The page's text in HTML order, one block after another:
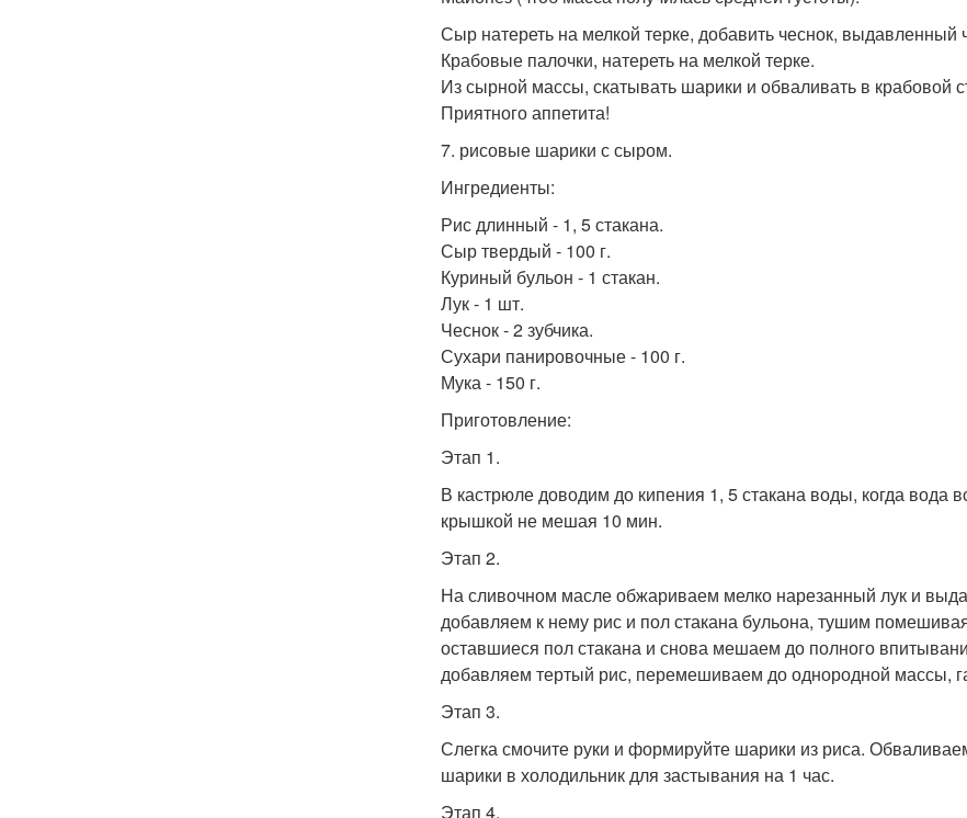
Сыр натереть на мелкой терке, добавить чеснок,
Крабовые палочки, натереть на мелкой терке.
Из сырной массы, скатывать шарики и обваливать в крабовой
Приятного аппетита!
7. рисовые шарики с сыром.
Ингредиенты:
Рис длинный - 1, 5 стакана.
Сыр твердый - 100 г.
Куриный бульон - 1 стакан.
Лук - 1 шт.
Чеснок - 2 зубчика.
Сухари панировочные - 100 г.
Мука - 150 г.
Приготовление:
Этап 1.
В кастрюле доводим до кипения 1, 5 стакана воды, когда вода
крышкой не мешая 10 мин.
Этап 2.
На сливочном масле обжариваем мелко нарезанный лук и
добавляем к нему рис и пол стакана бульона, тушим
оставшиеся пол стакана и снова мешаем до полного
добавляем тертый рис, перемешиваем до однородной массы,
Этап 3.
Слегка смочите руки и формируйте шарики из риса.
шарики в холодильник для застывания на 1 час.
Этап 4.